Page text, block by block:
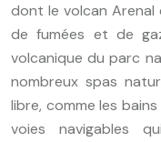
dont le volcan Arenal
de fumées et de
volcanique du parc
nombreux spas
libre, comme les
voies navigables